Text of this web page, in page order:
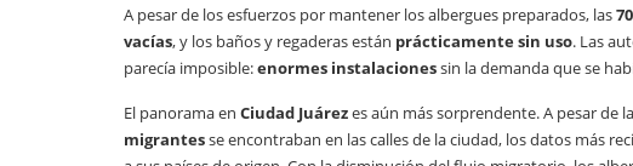
A pesar de los esfuerzos por mantener los albergues preparados, las
vacías, y los baños y regaderas están prácticamente sin uso. Las
parecía imposible:enormes instalacionessin la demanda que se
El panorama en Ciudad Juárezes aún más sorprendente. A pesar de
migrantesse encontraban en las calles de la ciudad, los datos más